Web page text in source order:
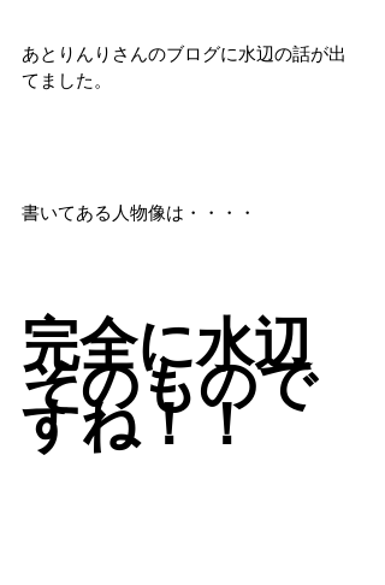
あとりんりさんのブログに水辺の話が出
てました。
書いてある人物像は・・・・
完全に水辺
そのもので
すね！！